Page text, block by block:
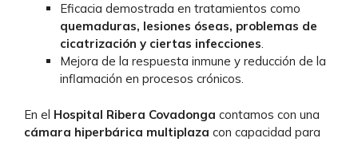
Eficacia demostrada en tratamientos como
quemaduras, lesiones óseas, problemas de
cicatrización y ciertas infecciones.
Mejora de la respuesta inmune y reducción de la
inflamación en procesos crónicos.
En el Hospital Ribera Covadonga contamos con una
cámara hiperbárica multiplaza con capacidad para